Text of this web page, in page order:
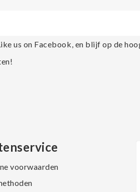
us on Facebook, en blijf op de
voorwaarden